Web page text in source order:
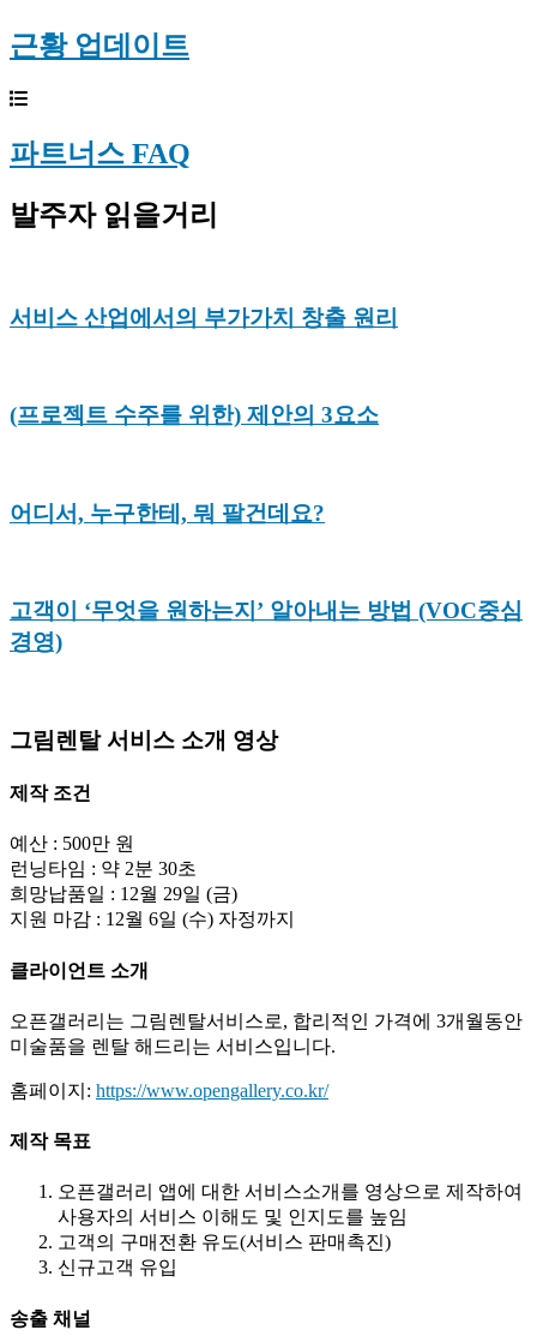
근황 업데이트
파트너스 FAQ
발주자 읽을거리
서비스 산업에서의 부가가치 창출 원리
(프로젝트 수주를 위한) 제안의 3요소
어디서, 누구한테, 뭐 팔건데요?
고객이 ‘무엇을 원하는지’ 알아내는 방법 (VOC중심
경영)
그림렌탈 서비스 소개 영상
제작 조건
예산 : 500만 원
런닝타임 : 약 2분 30초
희망납품일 : 12월 29일 (금)
지원 마감 : 12월 6일 (수) 자정까지
클라이언트 소개
오픈갤러리는 그림렌탈서비스로, 합리적인 가격에 3개월동안
미술품을 렌탈 해드리는 서비스입니다.
홈페이지: https://www.opengallery.co.kr/
제작 목표
오픈갤러리 앱에 대한 서비스소개를 영상으로 제작하여
사용자의 서비스 이해도 및 인지도를 높임
고객의 구매전환 유도(서비스 판매촉진)
신규고객 유입
송출 채널